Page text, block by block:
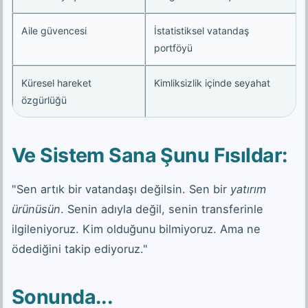
Aile güvencesi
İstatistiksel vatandaş
portföyü
Küresel hareket
özgürlüğü
Kimliksizlik içinde seyahat
Ve Sistem Sana Şunu Fısıldar:
"Sen artık bir vatandaşı değilsin. Sen bir yatırım
ürünüsün. Senin adıyla değil, senin transferinle
ilgileniyoruz. Kim olduğunu bilmiyoruz. Ama ne
ödediğini takip ediyoruz."
Sonunda...